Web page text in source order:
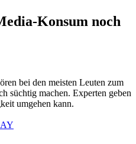
Konsum noch
bei den meisten Leuten zum
süchtig machen. Experten geben
umgehen kann.